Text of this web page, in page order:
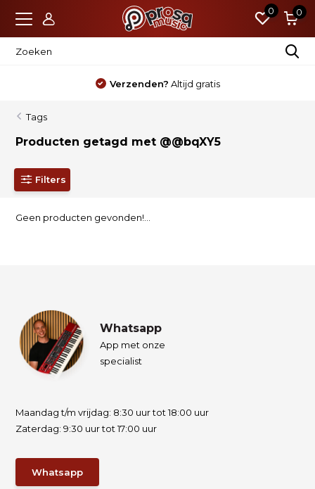
0 0
Verzenden? Altijd gratis
Tags
Producten getagd met @@bqXY5
Filters
Geen producten gevonden!...
Whatsapp
App met onze
specialist
Maandag t/m vrijdag: 8:30 uur tot 18:00 uur
Zaterdag: 9:30 uur tot 17:00 uur
Whatsapp